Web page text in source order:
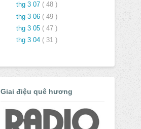
thg 3 07 ( 48 )
thg 3 06 ( 49 )
thg 3 05 ( 47 )
thg 3 04 ( 31 )
Giai điệu quê hương